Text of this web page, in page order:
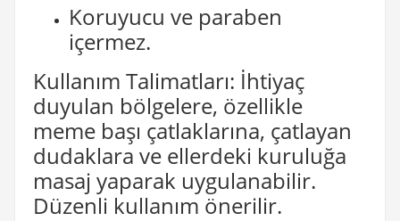
Koruyucu ve paraben
içermez.
Kullanım Talimatları: İhtiyaç
duyulan bölgelere, özellikle
meme başı çatlaklarına, çatlayan
dudaklara ve ellerdeki kuruluğa
masaj yaparak uygulanabilir.
Düzenli kullanım önerilir.